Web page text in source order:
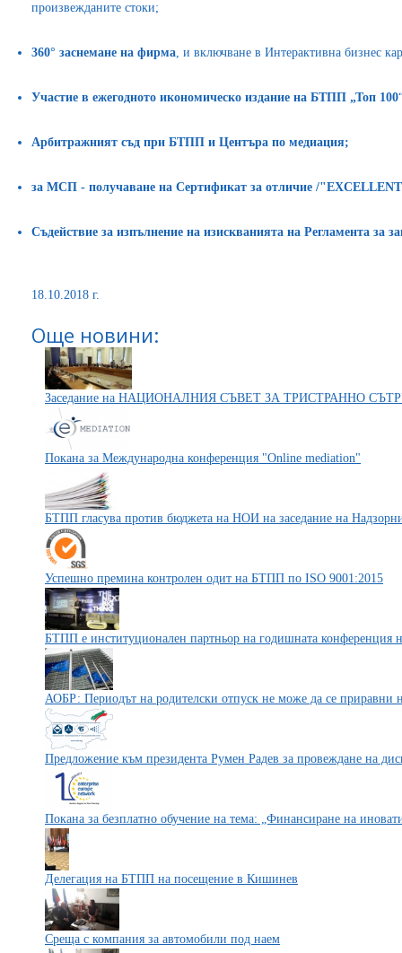
произвежданите стоки;
360° заснемане на фирма, и включване в Интерактивна бизнес
Участие в ежегодното икономическо издание на БТПП „Топ 100
Арбитражният съд при БТПП и Центъра по медиация;
за МСП - получаване на Сертификат за отличие /
Съдействие за изпълнение на изискванията на Регламента за
18.10.2018 г.
Още новини:
Заседание на НАЦИОНАЛНИЯ СЪВЕТ ЗА ТРИСТРАННО
Покана за Международна конференция "Online mediation"
БТПП гласува против бюджета на НОИ на заседание на
Успешно премина контролен одит на БТПП по ISO 9001:2015
БТПП е институционален партньор на годишната конференция
АОБР: Периодът на родителски отпуск не може да се приравни
Предложение към президента Румен Радев за провеждане на
Покана за безплатно обучение на тема: „Финансиране на
Делегация на БТПП на посещение в Кишинев
Среща с компания за автомобили под наем